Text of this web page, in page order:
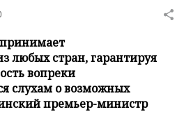
любых стран, гарантируя
вопреки
слухам о возможных
премьер-министр